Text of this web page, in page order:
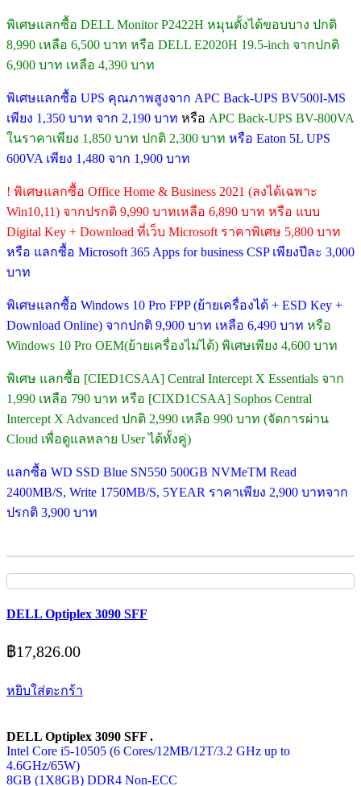
พิเศษแลกซื้อ DELL Monitor P2422H หมุนตั้งได้ขอบบาง ปกติ
8,990 เหลือ 6,500 บาท หรือ DELL E2020H 19.5-inch จากปกติ
6,900 บาท เหลือ 4,390 บาท
พิเศษแลกซื้อ UPS คุณภาพสูงจาก APC Back-UPS BV500I-MS
เพียง 1,350 บาท จาก 2,190 บาท หรือ APC Back-UPS BV-800VA
ในราคาเพียง 1,850 บาท ปกติ 2,300 บาท หรือ Eaton 5L UPS
600VA เพียง 1,480 จาก 1,900 บาท
! พิเศษแลกซื้อ Office Home & Business 2021 (ลงได้เฉพาะ
Win10,11) จากปรกติ 9,990 บาทเหลือ 6,890 บาท หรือ แบบ
Digital Key + Download ที่เว็บ Microsoft ราคาพิเศษ 5,800 บาท
หรือ แลกซื้อ Microsoft 365 Apps for business CSP เพียงปีละ 3,000
บาท
พิเศษแลกซื้อ Windows 10 Pro FPP (ย้ายเครื่องได้ + ESD Key +
Download Online) จากปกติ 9,900 บาท เหลือ 6,490 บาท หรือ
Windows 10 Pro OEM(ย้ายเครื่องไม่ได้) พิเศษเพียง 4,600 บาท
พิเศษ แลกซื้อ [CIED1CSAA] Central Intercept X Essentials จาก
1,990 เหลือ 790 บาท หรือ [CIXD1CSAA] Sophos Central
Intercept X Advanced ปกติ 2,990 เหลือ 990 บาท (จัดการผ่าน
Cloud เพื่อดูแลหลาย User ได้ทั้งคู่)
แลกซื้อ WD SSD Blue SN550 500GB NVMeTM Read
2400MB/S, Write 1750MB/S, 5YEAR ราคาเพียง 2,900 บาทจาก
ปรกติ 3,900 บาท
DELL Optiplex 3090 SFF
฿17,826.00
หยิบใส่ตะกร้า
DELL Optiplex 3090 SFF .
Intel Core i5-10505 (6 Cores/12MB/12T/3.2 GHz up to
4.6GHz/65W)
8GB (1X8GB) DDR4 Non-ECC